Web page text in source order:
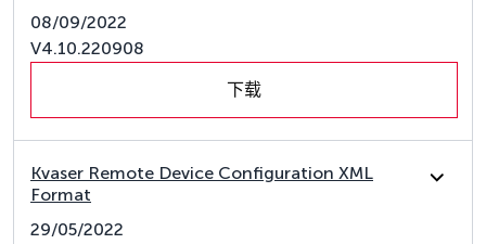
08/09/2022
V4.10.220908
下载
Kvaser Remote Device Configuration XML
Format
29/05/2022